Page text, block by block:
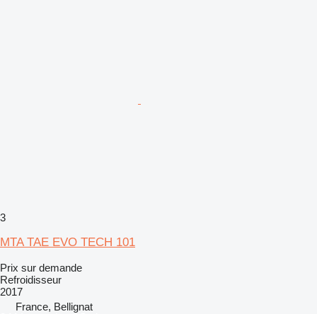
3
MTA TAE EVO TECH 101
Prix sur demande
Refroidisseur
2017
France, Bellignat